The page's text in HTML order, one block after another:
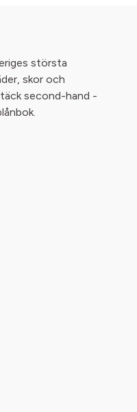
största
skor och
second-hand -